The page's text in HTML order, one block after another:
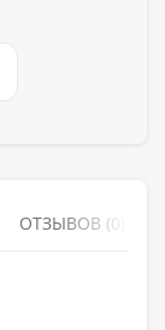
ОТЗЫВОВ (0)